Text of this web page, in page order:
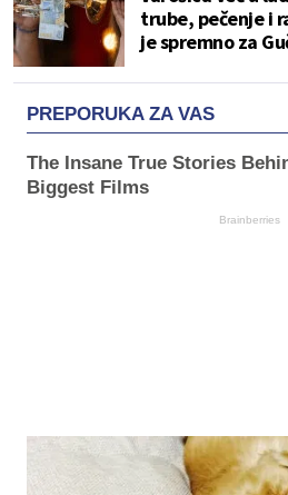
trube, pečenje i
je spremno za
PREPORUKA ZA VAS
The Insane True Stories
Biggest Films
Brainberries